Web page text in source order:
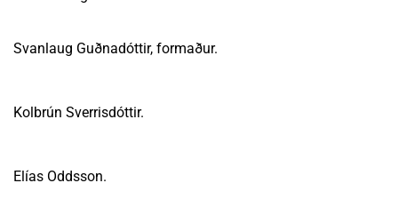
Svanlaug Guðnadóttir, formaður.
Kolbrún Sverrisdóttir.
Elías Oddsson.